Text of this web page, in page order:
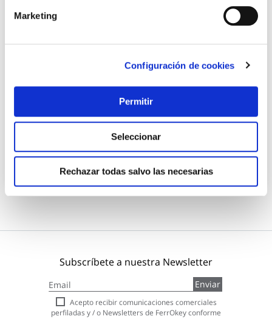
Marketing
Configuración de cookies
Permitir
Seleccionar
Rechazar todas salvo las necesarias
Lijadora excentrica 240w 125mm wesco
Wesco
29,95 €
Añadir al carrito
Subscríbete a nuestra Newsletter
a
nuestro
boletín
Enviar
Acepto recibir comunicaciones comerciales
perfiladas y / o Newsletters de FerrOkey conforme